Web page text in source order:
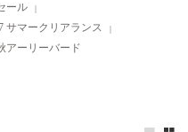
ール
サマークリアランス
アーリーバード